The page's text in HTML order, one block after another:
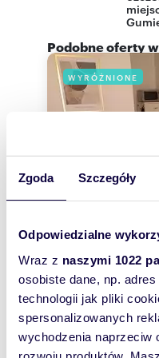
Zgoda Szczegóły
Odpowiedzialne
Wraz z naszymi 1022
osobiste dane, np.
technologii jak pliki
spersonalizowanych
wychodzenia naprzeciw
Podobne oferty
WYRÓŻNIONE
39m 2
Nowoczesne 2-pokojowe mieszkanie z
balkonem w